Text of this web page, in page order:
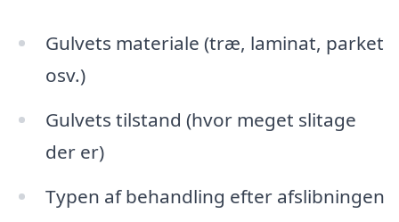
Gulvets materiale (træ, laminat, parket
osv.)
Gulvets tilstand (hvor meget slitage
der er)
Typen af behandling efter afslibningen